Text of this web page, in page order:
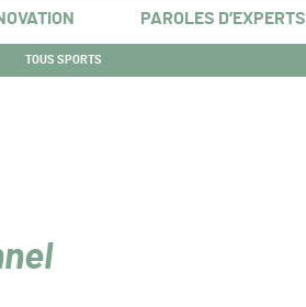
PAROLES D’EXPERTS
TOUS SPORTS